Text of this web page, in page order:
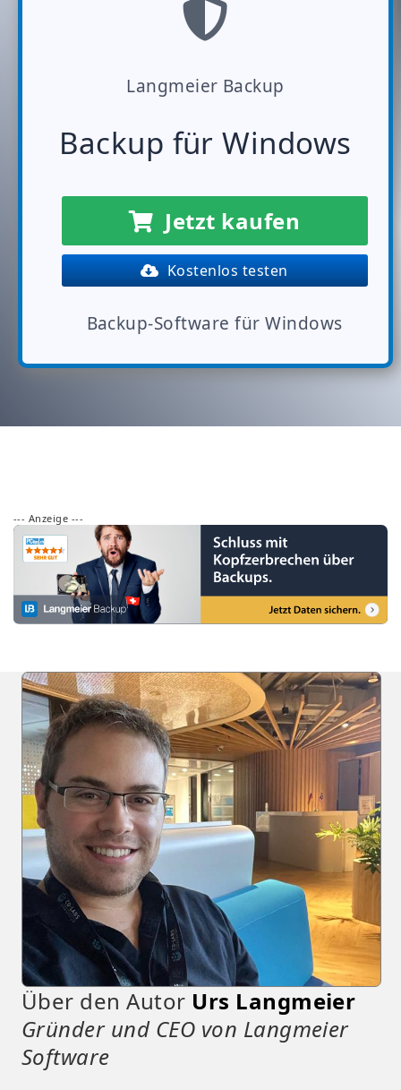
Langmeier Backup
Backup für Windows
Jetzt kaufen
Kostenlos testen
Backup-Software für Windows
--- Anzeige ---
Über den Autor Urs Langmeier
Gründer und CEO von Langmeier
Software